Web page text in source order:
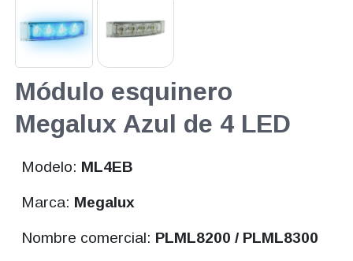
Módulo esquinero
Megalux Azul de 4 LED
Modelo: ML4EB
Marca: Megalux
Nombre comercial: PLML8200 / PLML8300